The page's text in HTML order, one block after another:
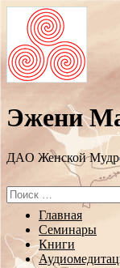
Эжени
ДAO Женской
Search
for:
Перейти
содержанию
Главная
Семинары
Книги